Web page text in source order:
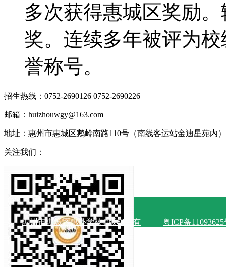
多次获得惠城区奖励
奖。连续多年被评为
誉称号。
招生热线：0752-2690126 0752-2690226
邮箱：huizhouwgy@163.com
地址：惠州市惠城区鹅岭南路110号（南线客运站金迪星苑内）
关注我们：
惠州市惠城区惠外学校©版权所有 粤ICP备11093625